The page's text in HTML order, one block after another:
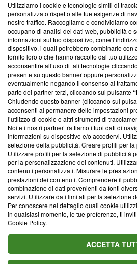
Questa sezione offre informazioni
News, sui nostri processi editoriali e
creare news di qualità. Inoltre,
‘Trust Project - News with Integrity’
ancora membro del programma, ma
parte; Trust Project non ha ancora
conformità agli standard.
Su di noi
Team editoriale
Corporate
Redazione
Informativa Privacy
Cookie Policy
Blasting SA, IDI CHE-247.845.224,
Lugano (Svizzera) Tel:+39
© 2026 Blasting News
Utilizziamo i cookie e tecnologie simili di
personalizzato rispetto alle tue esigenze di
nostro traffico. Raccogliamo e condividiamo
occupano di analisi dei dati web, pubblicità e
informazioni sul tuo dispositivo, come
dispositivo, i quali potrebbero combinarle con
fornito loro o che hanno raccolto dal tuo
acconsentire all’uso di tali tecnologie
presente su questo banner oppure
eventualmente negando il consenso al
parte dei partner terzi, cliccando sul pulsante
Chiudendo questo banner (cliccando sul
acconsenti al permanere delle impostazioni
l’utilizzo di cookie o altri strumenti di
Noi e i nostri partner trattiamo i tuoi dati di
informazioni su dispositivo e/o accedervi.
selezione della pubblicità. Creare profili per
Utilizzare profili per la selezione di pubblicità
per la personalizzazione dei contenuti.
contenuti personalizzati. Misurare le
prestazioni dei contenuti. Comprendere il
combinazione di dati provenienti da fonti
servizi. Utilizzare dati limitati per la selezione
Per conoscere nel dettaglio quali cookie
in qualsiasi momento, le tue preferenze, ti
Cookie Policy.
ACCETTA